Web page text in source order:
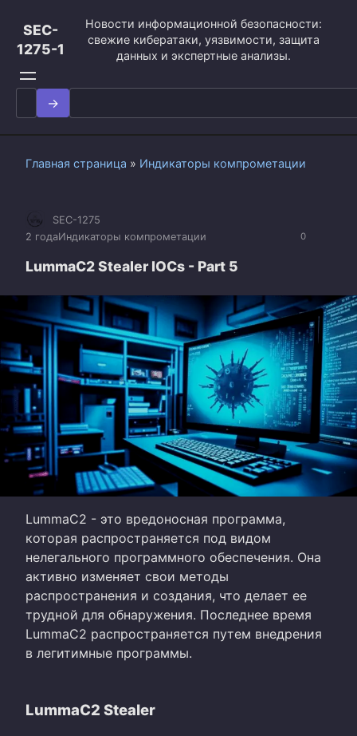
контенту
SEC-
1275-1
Новости информационной безопасности:
свежие кибератаки, уязвимости, защита
данных и экспертные анализы.
Search
for:
Главная страница » Индикаторы компрометации
0
SEC-1275
2 годаИндикаторы компрометации
LummaC2 Stealer IOCs - Part 5
LummaC2 - это вредоносная программа,
которая распространяется под видом
нелегального программного обеспечения. Она
активно изменяет свои методы
распространения и создания, что делает ее
трудной для обнаружения. Последнее время
LummaC2 распространяется путем внедрения
в легитимные программы.
LummaC2 Stealer